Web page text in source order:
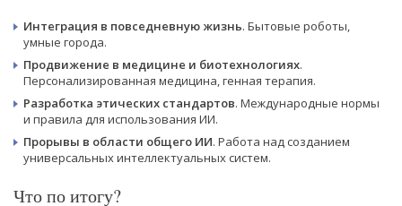
Интеграция в повседневную жизнь. Бытовые роботы,
умные города.
Продвижение в медицине и биотехнологиях.
Персонализированная медицина, генная терапия.
Разработка этических стандартов. Международные нормы
и правила для использования ИИ.
Прорывы в области общего ИИ. Работа над созданием
универсальных интеллектуальных систем.
Что по итогу?